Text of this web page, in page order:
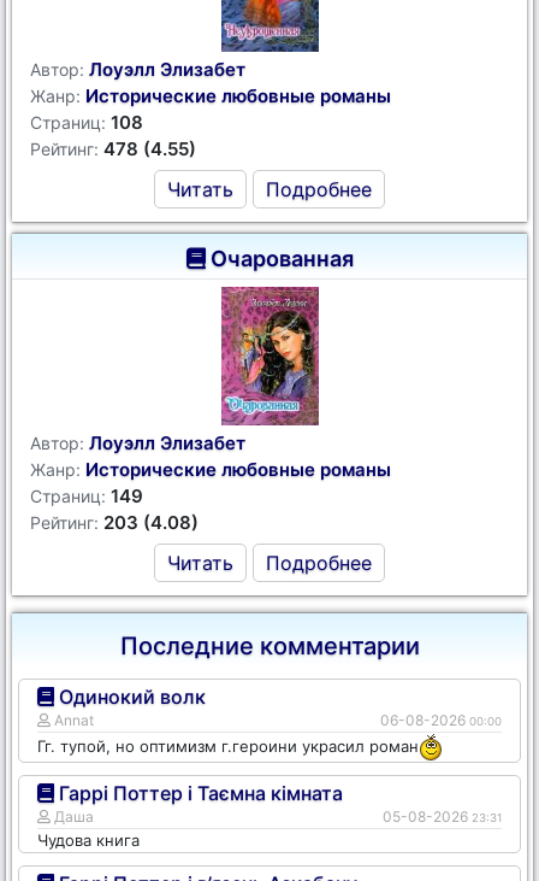
Автор: Лоуэлл Элизабет
Жанр: Исторические любовные романы
Страниц: 108
Рейтинг: 478 (4.55)
Читать Подробнее
Очарованная
Автор: Лоуэлл Элизабет
Жанр: Исторические любовные романы
Страниц: 149
Рейтинг: 203 (4.08)
Читать Подробнее
Последние комментарии
Одинокий волк
Annat 06-08-2026 00:00
Гг. тупой, но оптимизм г.героини украсил роман
Гаррі Поттер і Таємна кімната
Даша 05-08-2026 23:31
Чудова книга